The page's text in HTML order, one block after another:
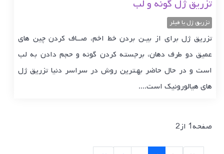
تزریق ژل گونه و لب
تزریق ژل یا فیلر
تزریق ژل برای از بیـن بردن خط اخم، صــاف کردن چین های
عمیق دو طرف دهان، برجسته کردن گونه و حجم دادن به لب
است و در حال حاضر بهـترین روش در سراسر دنیا تزریق ژل
های هیالورونیک است....
صفحه1 از2